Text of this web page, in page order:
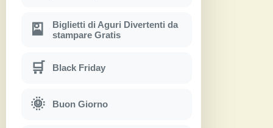
🎴
Biglietti di Aguri Divertenti da
stampare Gratis
🛒 Black Friday
🌞 Buon Giorno